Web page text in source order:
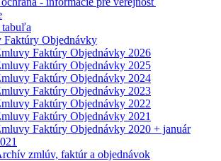
tabuľa
Faktúry Objednávky
Faktúry Objednávky 2026
Faktúry Objednávky 2025
Faktúry Objednávky 2024
Faktúry Objednávky 2023
Faktúry Objednávky 2022
Faktúry Objednávky 2021
Faktúry Objednávky 2020 + január
zmlúv, faktúr a objednávok